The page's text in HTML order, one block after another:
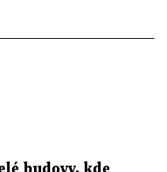
budovy, kde